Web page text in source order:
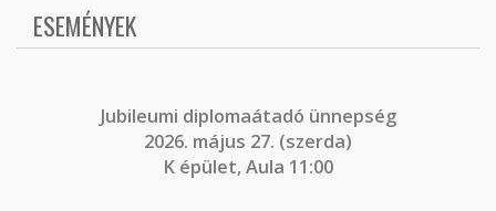
ESEMÉNYEK
Jubileumi diplomaátadó ünnepség
2026. május 27. (szerda)
K épület, Aula 11:00